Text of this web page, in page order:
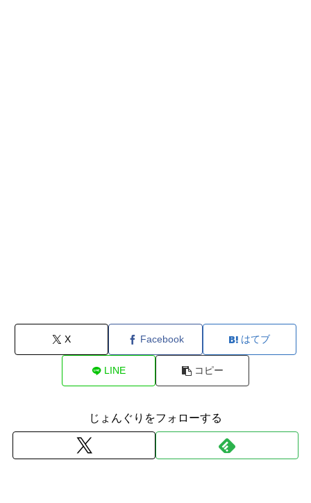
X Facebook はてブ
LINE コピー
じょんぐりをフォローする